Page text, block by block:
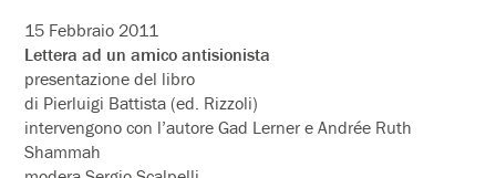
15 Febbraio 2011
Lettera ad un amico antisionista
presentazione del libro
di Pierluigi Battista (ed. Rizzoli)
intervengono con l’autore Gad Lerner e Andrée Ruth
Shammah